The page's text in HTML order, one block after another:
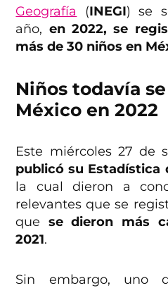
Geografía
(INEGI) se
año, en 2022, se
más de 30 niños en
Niños todavía
México en 2022
Este miércoles 27 de
publicó su Estadística
la cual dieron a
relevantes que se
que se dieron más
2021.
Sin embargo, uno